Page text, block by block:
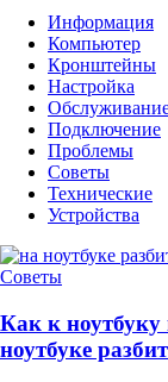
Информация
Компьютер
Кронштейны
Настройка
Подключение
Проблемы
Советы
Технические
Устройства
Советы
Как к
ноутбуке